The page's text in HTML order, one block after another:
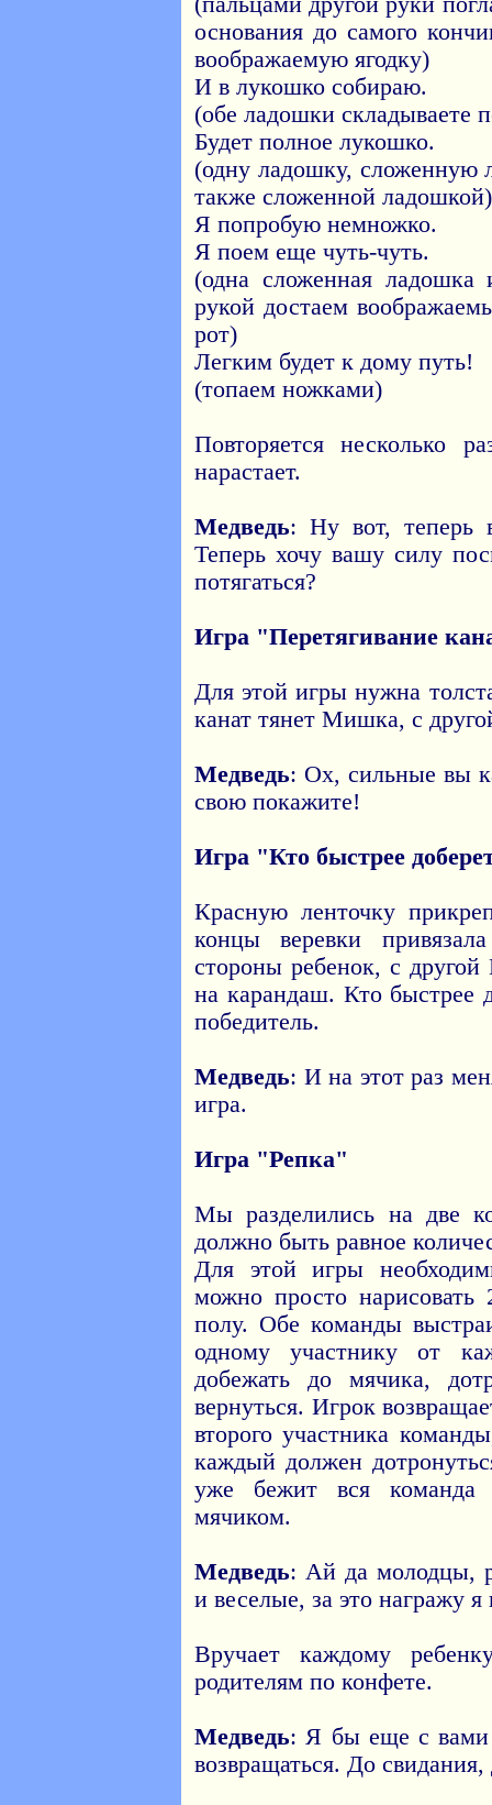
основания до самого
воображаемую ягодку)
И в лукошко собираю.
(обе ладошки складываете
Будет полное лукошко.
(одну ладошку, сложенную
также сложенной ладошкой)
Я попробую немножко.
Я поем еще чуть-чуть.
(одна сложенная ладошка
рукой достаем
рот)
Легким будет к дому путь!
(топаем ножками)
Повторяется несколько
нарастает.
Медведь: Ну вот, теперь
Теперь хочу вашу силу
потягаться?
Игра "Перетягивание
Для этой игры нужна
канат тянет Мишка, с
Медведь: Ох, сильные вы
свою покажите!
Игра "Кто быстрее
Красную ленточку
концы веревки
стороны ребенок, с
на карандаш. Кто быстрее
победитель.
Медведь: И на этот раз
игра.
Игра "Репка"
Мы разделились на две
должно быть равное
Для этой игры
можно просто
полу. Обе команды
одному участнику от
добежать до мячика,
вернуться. Игрок
второго участника
каждый должен
уже бежит вся команда
мячиком.
Медведь: Ай да молодцы,
и веселые, за это награжу я
Вручает каждому
родителям по конфете.
Медведь: Я бы еще с вами
возвращаться. До свидания,